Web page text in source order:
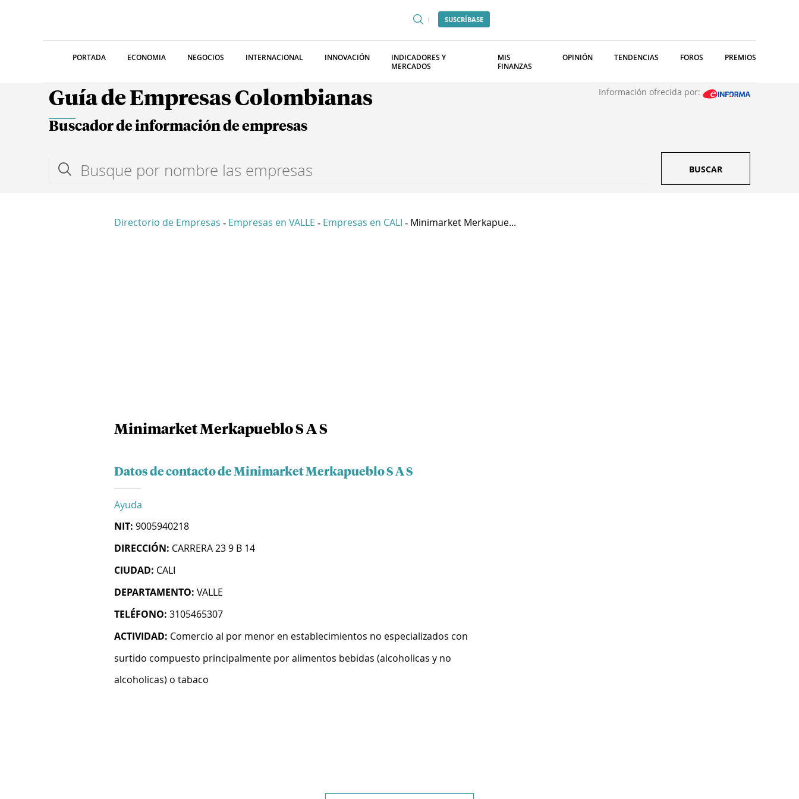
SUSCRÍBASE
PORTADA ECONOMIA NEGOCIOS INTERNACIONAL INNOVACIÓN
INDICADORES Y
MERCADOS
MIS
FINANZAS
OPINIÓN TENDENCIAS FOROS PREMIOS
Guía de Empresas Colombianas Información ofrecida por:
Buscador de información de empresas
BUSCAR
Directorio de Empresas - Empresas en VALLE - Empresas en CALI - Minimarket Merkapue...
Minimarket Merkapueblo S A S
Datos de contacto de Minimarket Merkapueblo S A S
Ayuda
NIT: 9005940218
DIRECCIÓN: CARRERA 23 9 B 14
CIUDAD: CALI
DEPARTAMENTO: VALLE
TELÉFONO: 3105465307
ACTIVIDAD: Comercio al por menor en establecimientos no especializados con
surtido compuesto principalmente por alimentos bebidas (alcoholicas y no
alcoholicas) o tabaco